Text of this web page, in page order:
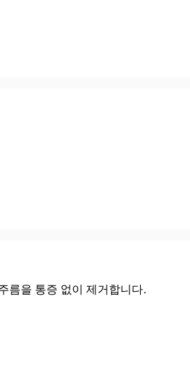
름을 통증 없이 제거합니다.